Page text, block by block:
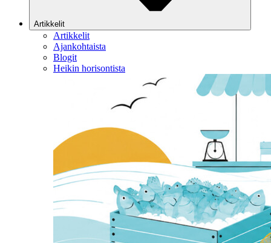
Artikkelit
Artikkelit
Ajankohtaista
Blogit
Heikin horisontista